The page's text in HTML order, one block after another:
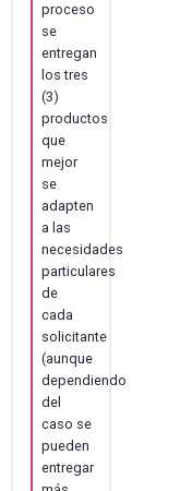
proceso
se
entregan
los tres
(3)
productos
que
mejor
se
adapten
a las
necesidades
particulares
de
cada
solicitante
(aunque
dependiendo
del
caso se
pueden
entregar